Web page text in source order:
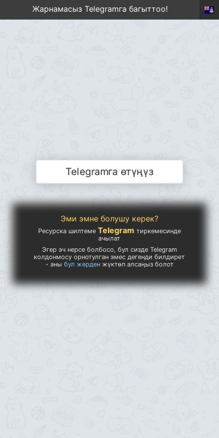
Жарнамасыз Telegramга багыттоо!
Telegramга өтүңүз
Эми эмне болушу керек?
Ресурска шилтеме Telegram тиркемесинде
ачылат
Эгер эч нерсе болбосо, бул сизде Telegram
колдонмосу орнотулган эмес дегенди билдирет
- аны бул жерденжүктөп алсаңыз болот